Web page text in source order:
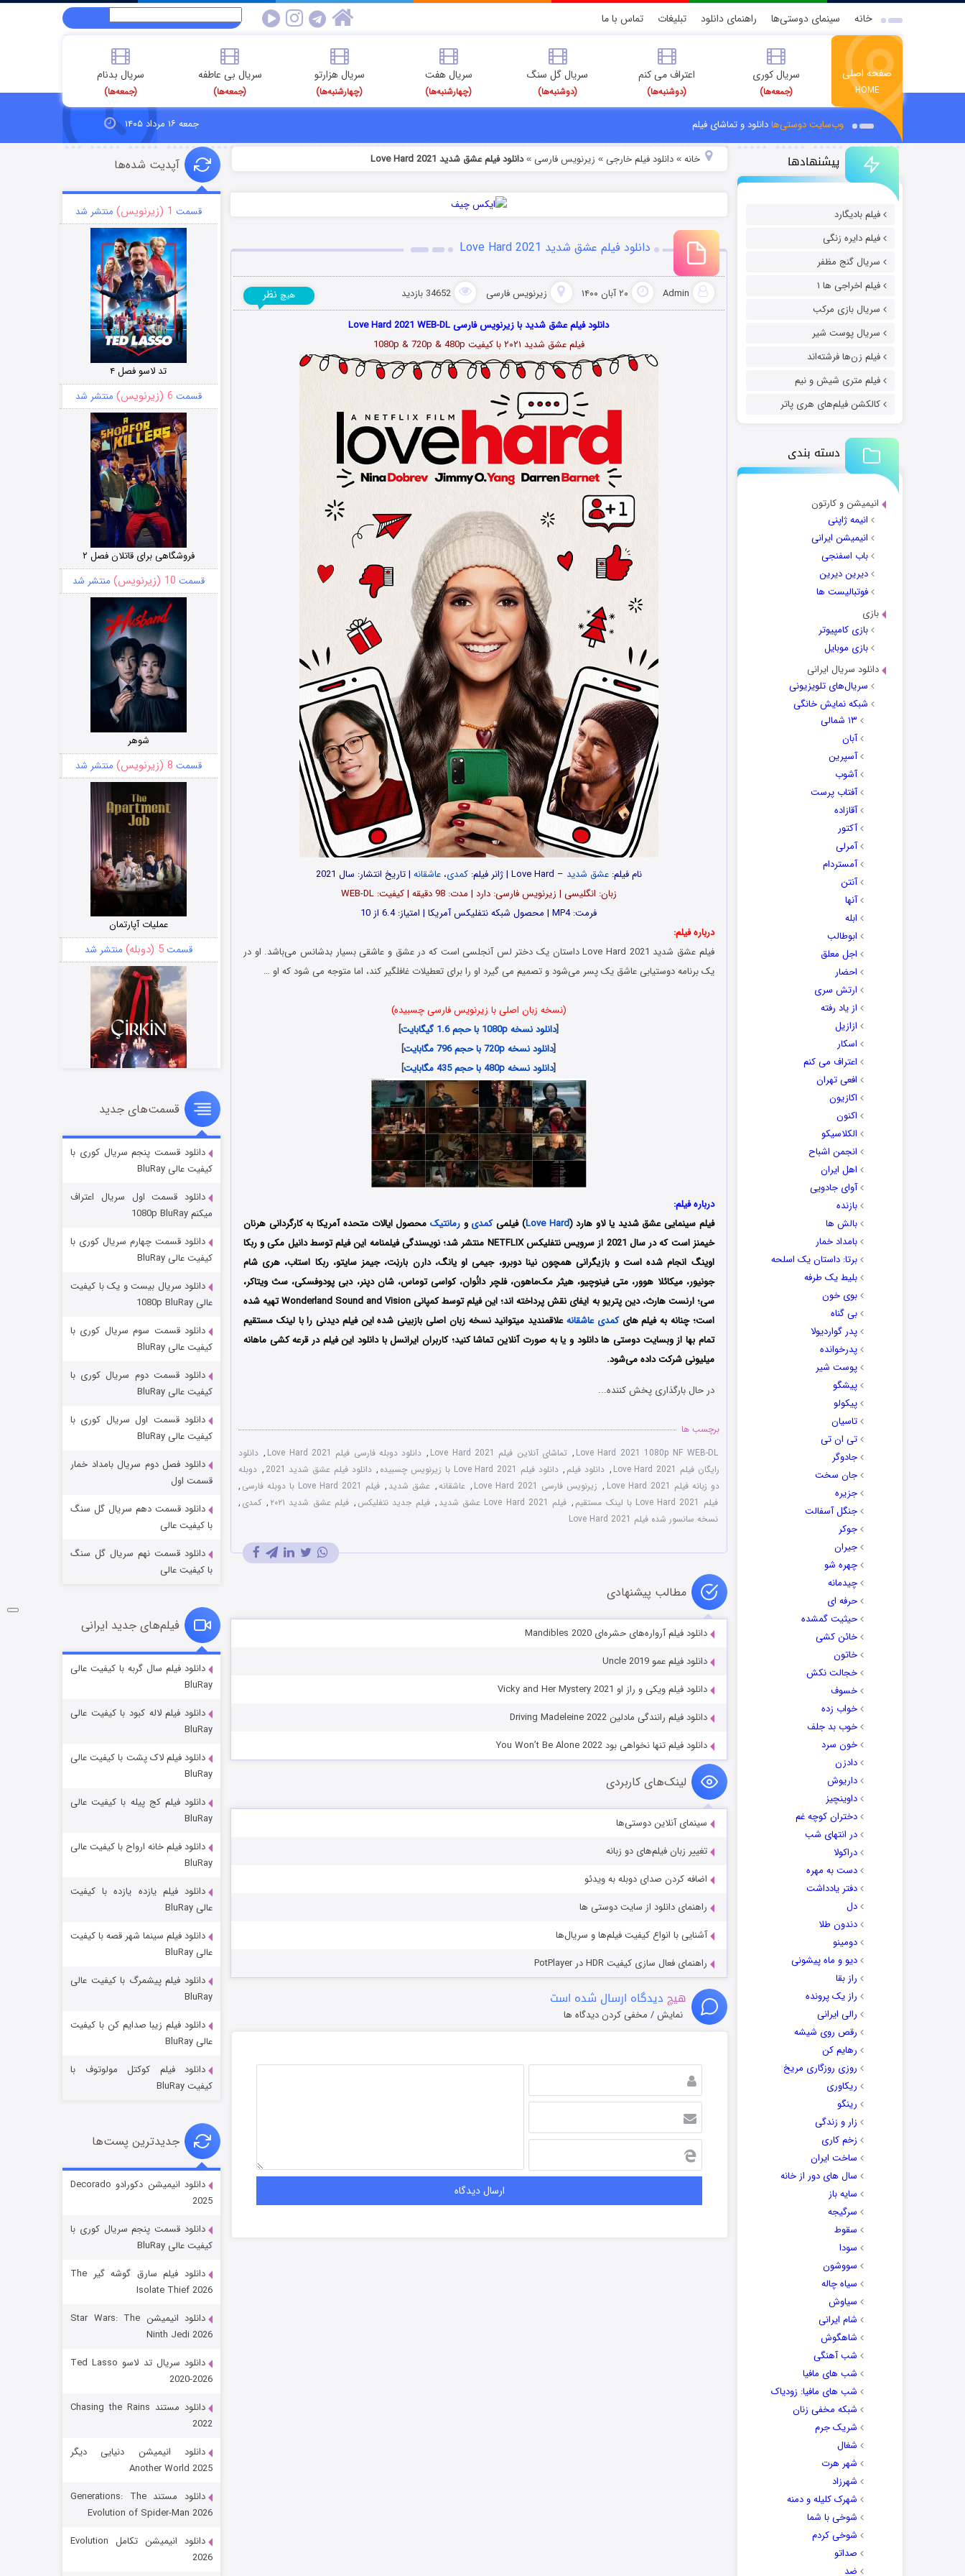
خانه سینمای دوستی‌ها راهنمای دانلود تبلیغات تماس با ما
صفحه اصلی
HOME
سریال کوری
(جمعه‌ها)
اعتراف می کنم
(دوشنبه‌ها)
سریال گل سنگ
(دوشنبه‌ها)
سریال هفت
(چهارشنبه‌ها)
سریال هزارتو
(چهارشنبه‌ها)
سریال بی عاطفه
(جمعه‌ها)
سریال بدنام
(جمعه‌ها)
وب‌سایت دوستی‌هادانلود و تماشای فیلم جمعه ۱۶ مرداد ۱۴۰۵
پیشنهادها
فیلم بادیگارد
فیلم دایره زنگی
سریال گنج مظفر
فیلم اخراجی ها ۱
سریال بازی مرکب
سریال پوست شیر
فیلم زن‌ها فرشته‌اند
فیلم متری شیش و نیم
کالکشن فیلم‌های هری پاتر
دسته بندی
انیمیشن و کارتون
انیمه ژاپنی
انیمیشن ایرانی
باب اسفنجی
دیرین دیرین
فوتبالیست ها
بازی
بازی کامپیوتر
بازی موبایل
دانلود سریال ایرانی
سریال‌های تلویزیونی
شبکه نمایش خانگی
۱۳ شمالی
آبان
آسپرین
آشوب
آفتاب پرست
آقازاده
آکتور
آمرلی
آمستردام
آنتن
آنها
ابله
ابوطالب
اجل معلق
احضار
ارتش سری
از یاد رفته
ازازیل
اسکار
اعتراف می کنم
افعی تهران
اکازیون
اکنون
الکلاسیکو
انجمن اشباح
اهل ایران
آوای جادویی
بازنده
بالش ها
بامداد خمار
برتا: داستان یک اسلحه
بلیط یک‌‌ طرفه
بوی خون
بی گناه
پدر گواردیولا
پدرخوانده
پوست شیر
پیشگو
پیکولو
تاسیان
تی ان تی
جادوگر
جان سخت
جزیره
جنگل آسفالت
جوکر
جیران
چهره شو
چیدمانه
حرفه ای
حیثیت گمشده
خائن کشی
خاتون
خجالت نکش
خسوف
خواب زده
خوب بد جلف
خون سرد
دادزن
داریوش
داوینچیز
دختران کوچه غم
در انتهای شب
دراکولا
دست به مهره
دفتر یادداشت
دل
دندون طلا
دومینو
دیو و ماه پیشونی
راز بقا
راز یک پرونده
رالی ایرانی
رقص روی شیشه
رهایم کن
روزی روزگاری مریخ
ریکاوری
رینگو
زار و زندگی
زخم کاری
ساخت ایران
سال های دور از خانه
سایه باز
سرگیجه
سقوط
سودا
سووشون
سیاه چاله
سیاوش
شام ایرانی
شاهگوش
شب آهنگی
شب های مافیا
شب های مافیا: زودیاک
شبکه مخفی زنان
شریک جرم
شغال
شهر هرت
شهرزاد
شهرک کلیله و دمنه
شوخی با شما
شوخی کردم
صداتو
ضد
خانه» دانلود فیلم خارجی » زیرنویس فارسی »دانلود فیلم عشق شدید Love Hard 2021
دانلود فیلم عشق شدید Love Hard 2021
Admin ۲۰ آبان ۱۴۰۰ زیرنویس فارسی 34652 بازدید هیچ نظر
دانلود فیلم عشق شدید با زیرنویس فارسی Love Hard 2021 WEB-DL
فیلم عشق شدید ۲۰۲۱با کیفیت 1080p & 720p & 480p
نام فیلم:عشق شدید – Love Hard | ژانر فیلم: کمدی،عاشقانه | تاریخ انتشار: سال 2021
زبان: انگلیسی | زیرنویس فارسی: دارد | مدت: 98 دقیقه | کیفیت: WEB-DL
فرمت: MP4 | محصول شبکه نتفلیکس آمریکا | امتیاز: 6.4 از 10
درباره فیلم:
فیلم عشق شدید Love Hard 2021 داستان یک دختر لس آنجلسی است که در عشق و عاشقی بسیار بدشانس می‌باشد. او در
یک برنامه دوستیابی عاشق یک پسر می‌شود و تصمیم می گیرد او را برای تعطیلات غافلگیر کند، اما متوجه می شود که او …
(نسخه زبان اصلی با زیرنویس فارسی چسبیده)
[دانلود نسخه 1080p با حجم 1.6 گیگابایت
]
[دانلود نسخه 720p با حجم 796 مگابایت
]
[دانلود نسخه 480p با حجم 435 مگابایت ]
درباره فیلم:
فیلم سینمایی عشق شدید یا لاو هارد (Love Hard) فیلمیکمدی و رمانتیکمحصول ایالات متحده آمریکا به کارگردانی هرنان
خیمنز است که در سال 2021 از سرویس نتفلیکس NETFLIX منتشر شد؛ نویسندگی فیلمنامه این فیلم توسط دانیل مکی و ربکا
اوینگ انجام شده است و بازیگرانی همچون نینا دوبرو، جیمی او یانگ، دارن بارنِت، جیمز سایتو، ربکا استاب، هری شام
جونیور، میکائلا هوور، متی فینوچیو، هیثر مک‌ماهون، فلچر دانُوان، کواسی توماس، شان دپنر، دبی پودوفسکی، سث ویتاکر،
سی؛ ارنست هارث، دین پتریو به ایفای نقش پرداخته اند؛ این فیلم توسط کمپانی Wonderland Sound and Vision تهیه شده
است؛ چنانه به فیلم هایکمدی عاشقانهعلاقمندید میتوانید نسخه زبان اصلی بازبینی شده این فیلم دیدنی را با لینک مستقیم
تمام بها از وبسایت دوستی ها دانلود و یا به صورت آنلاین تماشا کنید؛ کاربران ایرانسل با دانلود این فیلم در قرعه کشی ماهانه
میلیونی شرکت داده می‌شود.
در حال بارگذاری پخش کننده...
برچسب ها
Love Hard 2021 1080p NF WEB-DL
, تماشای آنلاین فیلم Love Hard 2021 , دانلود دوبله فارسی فیلم Love Hard 2021 , دانلود
رایگان فیلم Love Hard 2021
, دانلود فیلم , دانلود فیلم Love Hard 2021 با زیرنویس چسبیده , دانلود فیلم عشق شدید 2021 , دوبله
دو زبانه فیلم Love Hard 2021
, زیرنویس فارسی Love Hard 2021 , عاشقانه, عشق شدید , فیلم Love Hard 2021 با دوبله فارسی
,
فیلم Love Hard 2021 با لینک مستقیم
, فیلم Love Hard 2021 عشق شدید , فیلم جدید نتفلیکس , فیلم عشق شدید ۲۰۲۱ , کمدی ,
نسخه سانسور شده فیلم Love Hard 2021
مطالب پیشنهادی
دانلود فیلم آرواره‌های حشره‌ای Mandibles 2020
دانلود فیلم عمو Uncle 2019
دانلود فیلم ویکی و راز او Vicky and Her Mystery 2021
دانلود فیلم رانندگی مادلین Driving Madeleine 2022
دانلود فیلم تنها نخواهی بود You Won’t Be Alone 2022
لینک‌های کاربردی
سینمای آنلاین دوستی‌ها
تغییر زبان فیلم‌های دو زبانه
اضافه کردن صدای دوبله به ویدئو
راهنمای دانلود از سایت دوستی ها
آشنایی با انواع کیفیت فیلم‌ها و سریال‌ها
راهنمای فعال سازی کیفیت HDR در PotPlayer
هیچ دیدگاه ارسال شده است
نمایش / مخفی کردن دیدگاه ها
آپدیت شده‌ها
قسمت 1 (زیرنویس) منتشر شد
تد لاسو فصل ۴
قسمت 6 (زیرنویس) منتشر شد
فروشگاهی برای قاتلان فصل ۲
قسمت 10 (زیرنویس) منتشر شد
شوهر
قسمت 8 (زیرنویس) منتشر شد
عملیات آپارتمان
قسمت5 (دوبله) منتشر شد
سریال زشت
قسمت2 (زیرنویس) منتشر شد
مردگان متحرک: شهر مرده ۳
شکست استوارت در نجات جهان
قسمت 7 (زیرنویس) منتشر شد
شوگر فصل ۲
قسمت
خاندان اژدها فصل ۳
جادوگری در مغولستان
قسمت 6 (زیرنویس)
رویایی برای تو
قسمت
قسمت‌های جدید
دانلود قسمت پنجم سریال کوری با
کیفیت عالی BluRay
دانلود قسمت اول سریال اعتراف
میکنم 1080p BluRay
دانلود قسمت چهارم سریال کوری با
کیفیت عالی BluRay
دانلود سریال بیست و یک با کیفیت
عالی 1080p BluRay
دانلود قسمت سوم سریال کوری با
کیفیت عالی BluRay
دانلود قسمت دوم سریال کوری با
کیفیت عالی BluRay
دانلود قسمت اول سریال کوری با
کیفیت عالی BluRay
دانلود فصل دوم سریال بامداد خمار
قسمت اول
دانلود قسمت دهم سریال گل سنگ
با کیفیت عالی
دانلود قسمت نهم سریال گل سنگ
با کیفیت عالی
فیلم‌های جدید ایرانی
دانلود فیلم سال گربه با کیفیت عالی
BluRay
دانلود فیلم لاله کبود با کیفیت عالی
BluRay
دانلود فیلم لاک پشت با کیفیت عالی
BluRay
دانلود فیلم کج‌ پیله با کیفیت عالی
BluRay
دانلود فیلم خانه ارواح با کیفیت عالی
BluRay
دانلود فیلم یازده یازده با کیفیت
عالی BluRay
دانلود فیلم سینما شهر قصه با کیفیت
عالی BluRay
دانلود فیلم پیشمرگ با کیفیت عالی
BluRay
دانلود فیلم زیبا صدایم کن با کیفیت
عالی BluRay
دانلود فیلم کوکتل مولوتوف با
کیفیت BluRay
جدیدترین پست‌ها
دانلود انیمیشن دکورادو Decorado
2025
دانلود قسمت پنجم سریال کوری با
کیفیت عالی BluRay
دانلود فیلم سارق گوشه گیر The
Isolate Thief 2026
دانلود انیمیشن Star Wars: The
Ninth Jedi 2026
دانلود سریال تد لاسو Ted Lasso
2020-2026
دانلود مستند Chasing the Rains
2022
دانلود انیمیشن دنیایی دیگر
Another World 2025
دانلود مستند Generations: The
Evolution of Spider-Man 2026
دانلود انیمیشن تکامل Evolution
2026